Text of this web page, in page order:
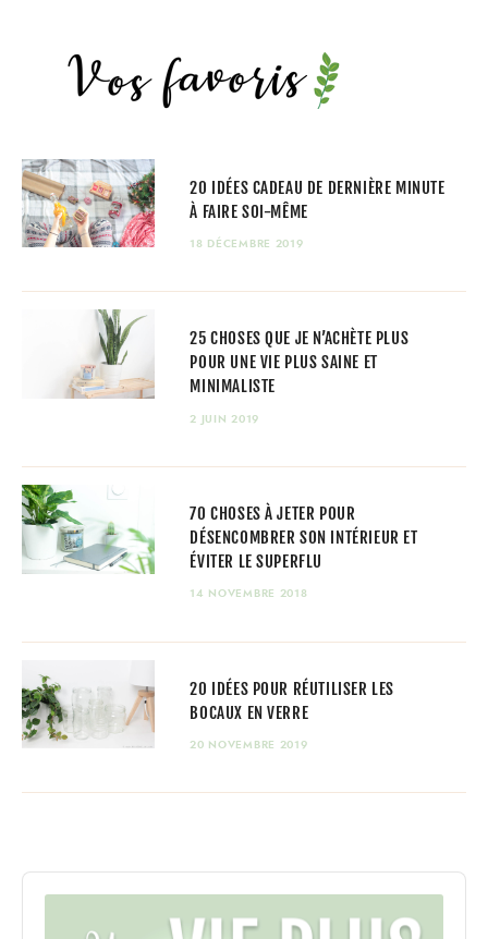
20 IDÉES CADEAU DE DERNIÈRE MINUTE
À FAIRE SOI-MÊME
18 DÉCEMBRE 2019
25 CHOSES QUE JE N’ACHÈTE PLUS
POUR UNE VIE PLUS SAINE ET
MINIMALISTE
2 JUIN 2019
70 CHOSES À JETER POUR
DÉSENCOMBRER SON INTÉRIEUR ET
ÉVITER LE SUPERFLU
14 NOVEMBRE 2018
20 IDÉES POUR RÉUTILISER LES
BOCAUX EN VERRE
20 NOVEMBRE 2019
Audio
Player